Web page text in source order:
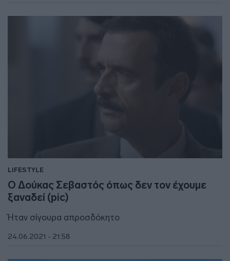
LIFESTYLE
Ο Δούκας Σεβαστός όπως δεν τον έχουμε
ξαναδεί (pic)
Ήταν σίγουρα απροσδόκητο
24.06.2021 - 21:58